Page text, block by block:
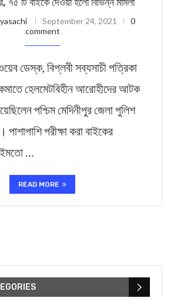
September 24, 2021
0
comment
ডেস্ক, বিপ্লবী সব্যসাচী পত্রিকা
হেলমেটবিহীন আরোহীদের আটক
পশ্চিম মেদিনীপুর জেলা পুলিশ
পরীক্ষা করা বাইকের
…
READ MORE